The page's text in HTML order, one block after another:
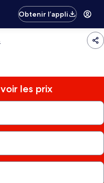
Obtenir l’appli
les prix